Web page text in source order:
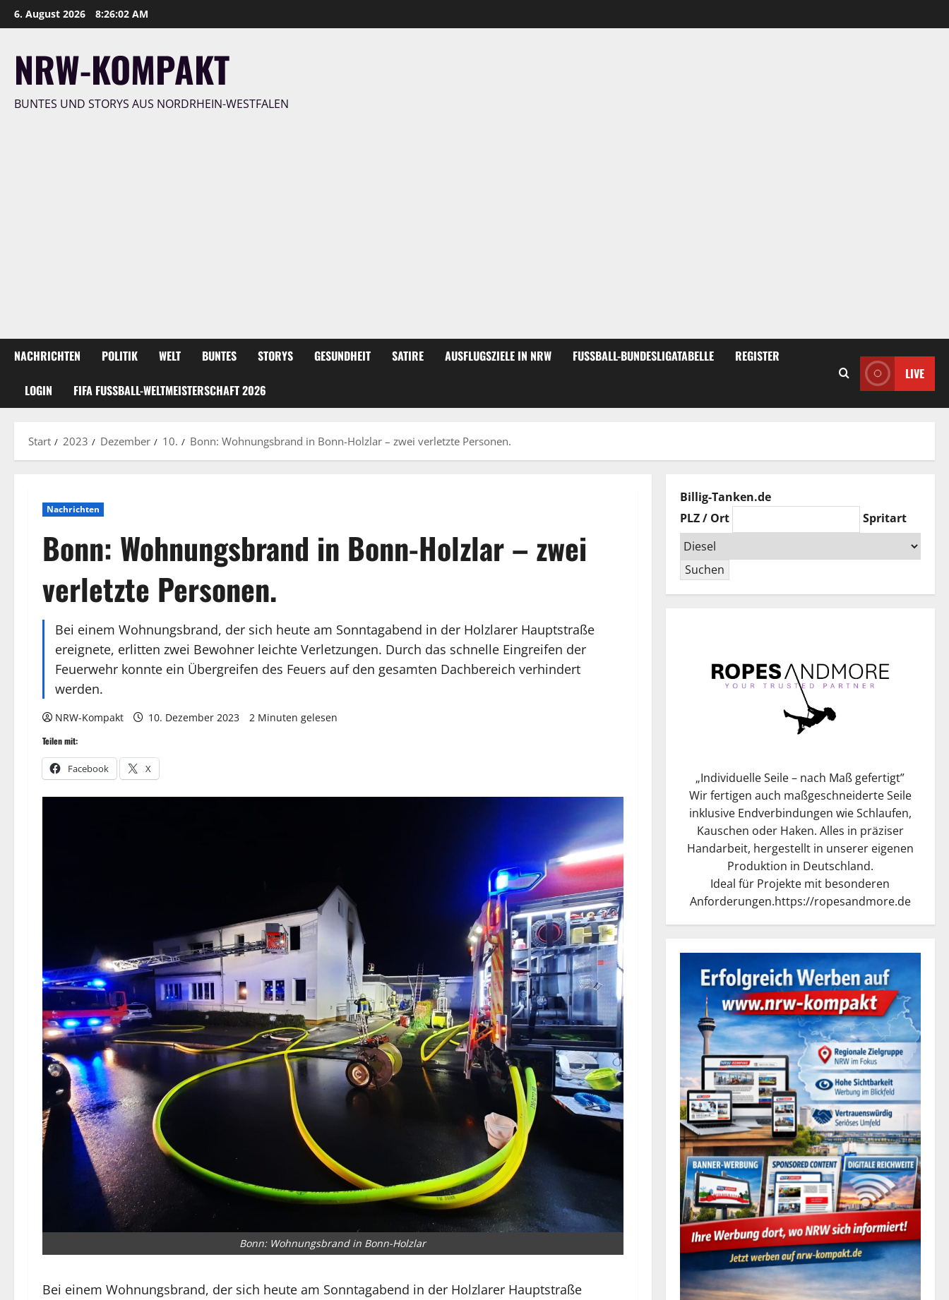
Zum
Inhalt
6. August 2026 8:26:03 AM
NRW-KOMPAKT
BUNTES UND STORYS AUS NORDRHEIN-WESTFALEN
NACHRICHTEN POLITIK WELT BUNTES STORYS GESUNDHEIT SATIRE AUSFLUGSZIELE IN NRW FUSSBALL-BUNDESLIGATABELLE REGISTER
LOGIN FIFA FUSSBALL-WELTMEISTERSCHAFT 2026
LIVE
Start 2023 Dezember 10. Bonn: Wohnungsbrand in Bonn-Holzlar – zwei verletzte Personen.
Nachrichten
Bonn: Wohnungsbrand in Bonn-Holzlar – zwei
verletzte Personen.
Bei einem Wohnungsbrand, der sich heute am Sonntagabend in der Holzlarer Hauptstraße
ereignete, erlitten zwei Bewohner leichte Verletzungen. Durch das schnelle Eingreifen der
Feuerwehr konnte ein Übergreifen des Feuers auf den gesamten Dachbereich verhindert
werden.
NRW-Kompakt 10. Dezember 2023 2 Minuten gelesen
Teilen mit:
Facebook X
Bonn: Wohnungsbrand in Bonn-Holzlar
Bei einem Wohnungsbrand, der sich heute am Sonntagabend in der Holzlarer Hauptstraße
Billig-Tanken.de
PLZ / Ort
Spritart
Suchen
„Individuelle Seile – nach Maß gefertigt”
Wir fertigen auch maßgeschneiderte Seile
inklusive Endverbindungen wie Schlaufen,
Kauschen oder Haken. Alles in präziser
Handarbeit, hergestellt in unserer eigenen
Produktion in Deutschland.
Ideal für Projekte mit besonderen
Anforderungen.https://ropesandmore.de